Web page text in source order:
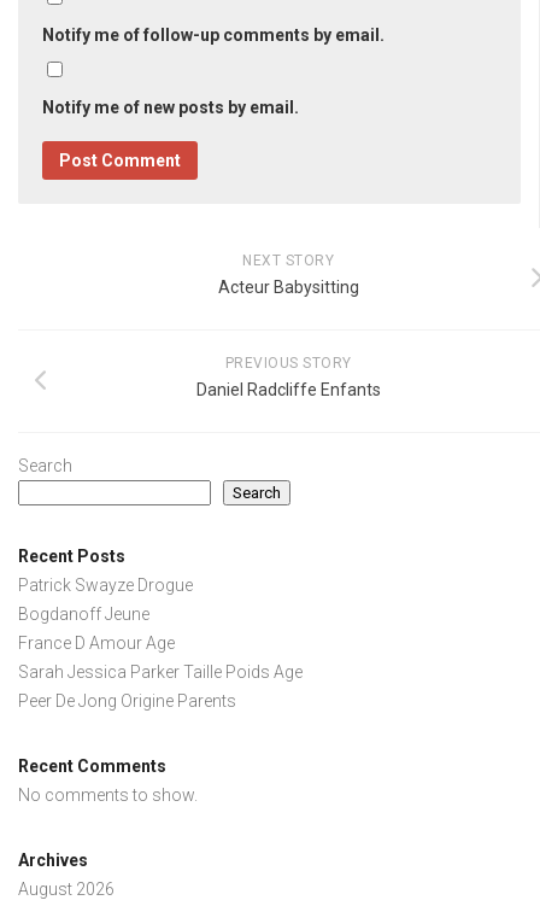
Notify me of follow-up comments by email.
Notify me of new posts by email.
NEXT STORY
Acteur Babysitting
PREVIOUS STORY
Daniel Radcliffe Enfants
Search
Search
Recent Posts
Patrick Swayze Drogue
Bogdanoff Jeune
France D Amour Age
Sarah Jessica Parker Taille Poids Age
Peer De Jong Origine Parents
Recent Comments
No comments to show.
Archives
August 2026